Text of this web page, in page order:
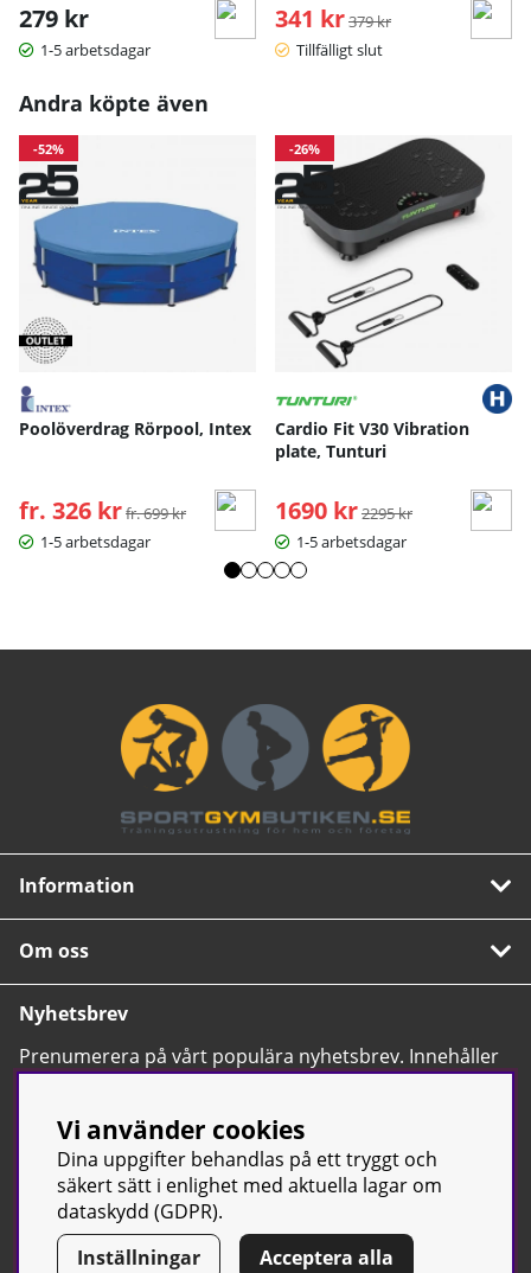
279 kr
1-5 arbetsdagar
341 kr Ordinarie pris:
379 kr
Tillfälligt slut
Andra köpte även
-52%
Poolöverdrag Rörpool, Intex
fr. 326 kr Ordinarie pris:
fr. 699 kr
1-5 arbetsdagar
-26%
Cardio Fit V30 Vibration
plate, Tunturi
1690 kr Ordinarie pris:
2295 kr
1-5 arbetsdagar
Information
Om oss
Nyhetsbrev
Prenumerera på vårt populära nyhetsbrev. Innehåller
tips, nyheter och våra allra bästa erbjudanden.
© Sport & Gym Butiken JTC AB | Kontakta oss| All rights reserved
Vi använder cookies
Dina uppgifter behandlas på ett tryggt och
säkert sätt i enlighet med aktuella lagar om
dataskydd (GDPR).
Inställningar
Acceptera alla